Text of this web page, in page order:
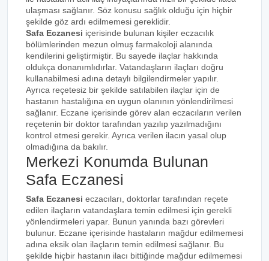
ulaşması sağlanır. Söz konusu sağlık olduğu için hiçbir
şekilde göz ardı edilmemesi gereklidir.
Safa Eczanesi içerisinde bulunan kişiler eczacılık
bölümlerinden mezun olmuş farmakoloji alanında
kendilerini geliştirmiştir. Bu sayede ilaçlar hakkında
oldukça donanımlıdırlar. Vatandaşların ilaçları doğru
kullanabilmesi adına detaylı bilgilendirmeler yapılır.
Ayrıca reçetesiz bir şekilde satılabilen ilaçlar için de
hastanın hastalığına en uygun olanının yönlendirilmesi
sağlanır. Eczane içerisinde görev alan eczacıların verilen
reçetenin bir doktor tarafından yazılıp yazılmadığını
kontrol etmesi gerekir. Ayrıca verilen ilacın yasal olup
olmadığına da bakılır.
Merkezi Konumda Bulunan
Safa Eczanesi
Safa Eczanesi eczacıları, doktorlar tarafından reçete
edilen ilaçların vatandaşlara temin edilmesi için gerekli
yönlendirmeleri yapar. Bunun yanında bazı görevleri
bulunur. Eczane içerisinde hastaların mağdur edilmemesi
adına eksik olan ilaçların temin edilmesi sağlanır. Bu
şekilde hiçbir hastanın ilacı bittiğinde mağdur edilmemesi